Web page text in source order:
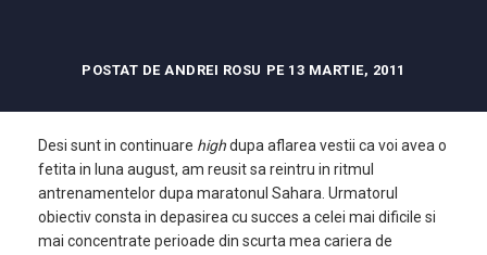
POSTAT DE ANDREI ROSU PE 13 MARTIE, 2011
Desi sunt in continuare highdupa aflarea vestii ca voi avea o
fetita in luna august, am reusit sa reintru in ritmul
antrenamentelor dupa maratonul Sahara. Urmatorul
obiectiv consta in depasirea cu succes a celei mai dificile si
mai concentrate perioade din scurta mea cariera de